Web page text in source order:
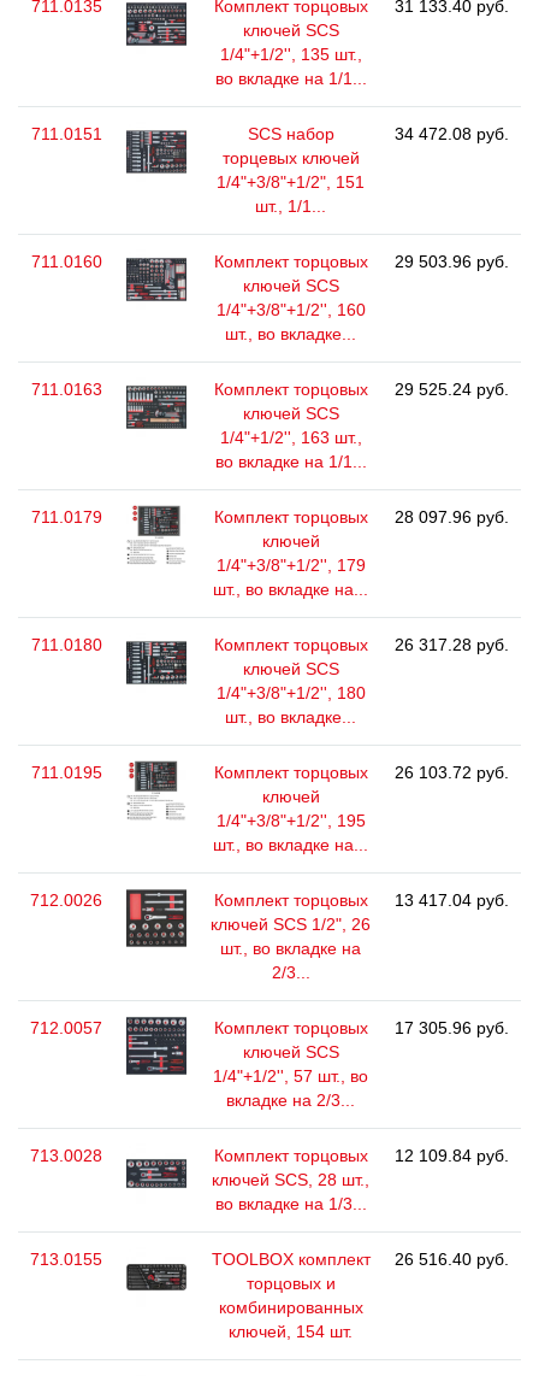
711.0135
Комплект торцовых
ключей SCS
1/4"+1/2'', 135 шт.,
во вкладке на 1/1...
31 133.40 руб.
711.0151
SCS набор
торцевых ключей
1/4"+3/8"+1/2", 151
шт., 1/1...
34 472.08 руб.
711.0160
Комплект торцовых
ключей SCS
1/4"+3/8"+1/2'', 160
шт., во вкладке...
29 503.96 руб.
711.0163
Комплект торцовых
ключей SCS
1/4"+1/2'', 163 шт.,
во вкладке на 1/1...
29 525.24 руб.
711.0179
Комплект торцовых
ключей
1/4"+3/8"+1/2'', 179
шт., во вкладке на...
28 097.96 руб.
711.0180
Комплект торцовых
ключей SCS
1/4"+3/8"+1/2'', 180
шт., во вкладке...
26 317.28 руб.
711.0195
Комплект торцовых
ключей
1/4"+3/8"+1/2'', 195
шт., во вкладке на...
26 103.72 руб.
712.0026
Комплект торцовых
ключей SCS 1/2", 26
шт., во вкладке на
2/3...
13 417.04 руб.
712.0057
Комплект торцовых
ключей SCS
1/4"+1/2'', 57 шт., во
вкладке на 2/3...
17 305.96 руб.
713.0028
Комплект торцовых
ключей SCS, 28 шт.,
во вкладке на 1/3...
12 109.84 руб.
713.0155
TOOLBOX комплект
торцовых и
комбинированных
ключей, 154 шт.
26 516.40 руб.